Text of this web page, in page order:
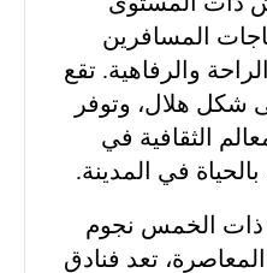
المسافرين
والرفاهية. تقع
هلال، وتوفر
الثقافية في
بالحياة في المدينة.
ذات الخمس نجوم
المعاصرة، تعد فنادق